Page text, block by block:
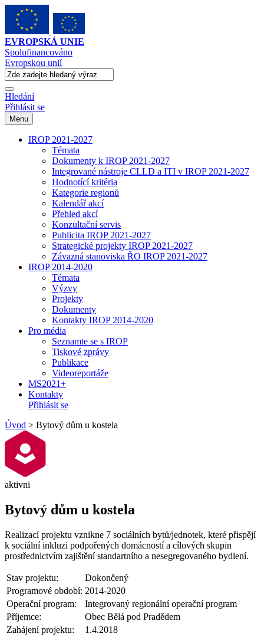
EVROPSKÁ UNIE
Spolufinancováno
Evropskou unií
Hledání
Přihlásit se
Menu
IROP 2021-2027
Témata
Dokumenty k IROP 2021-2027
Integrované nástroje CLLD a ITI v IROP 2021-2027
Hodnotící kritéria
Kategorie regionů
Kalendář akcí
Přehled akcí
Konzultační servis
Publicita IROP 2021-2027
Strategické projekty IROP 2021-2027
Závazná stanoviska ŘO IROP 2021-2027
IROP 2014-2020
Témata
Výzvy
Projekty
Dokumenty
Kontakty IROP 2014-2020
Pro média
Seznamte se s IROP
Tiskové zprávy
Publikace
Videoreportáže
MS2021+
Kontakty
Přihlásit se
Úvod > Bytový dům u kostela
aktivni
Bytový dům u kostela
Realizací projektu vznikne 7 sociálních bytů/jednotek, které přispějí
k sociální inkluzi podpořených domácností a cílových skupin
prostřednictvím zajištění standartního a nesegregovaného bydlení.
Stav projektu:
Dokončený
Programové období: 2014-2020
Operační program:
Integrovaný regionální operační program
Příjemce:
Obec Bělá pod Pradědem
Zahájení projektu:
1.4.2018